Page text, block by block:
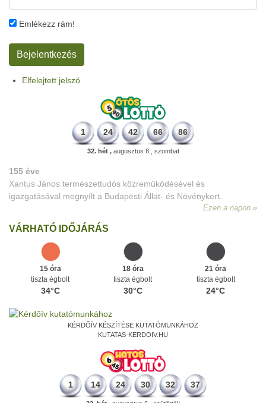
Emlékezz rám!
Elfelejtett jelszó
1 24 42 66 86
32. hét ,augusztus 8., szombat
155 éve
Xantus János természettudós közreműködésével és
igazgatásával megnyílt a Budapesti Állat- és Növénykert.
Ezen a napon
VÁRHATÓ IDŐJÁRÁS
15 óra
tiszta égbolt
34°C
18 óra
tiszta égbolt
30°C
21 óra
tiszta égbolt
24°C
KÉRDŐÍV KÉSZÍTÉSE KUTATÓMUNKÁHOZ
KUTATAS-KERDOIV.HU
1 14 24 30 32 37